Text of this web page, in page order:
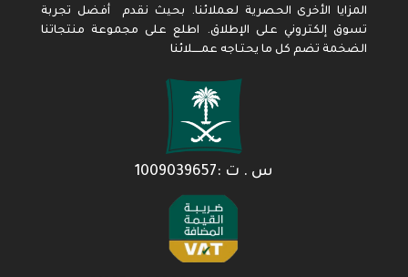
المزايا الأخرى الحصرية لعملائنا. بحيث نقدم أفضل تجربة
تسوق إلكتروني على الإطلاق. اطلع على مجموعة منتجاتنا
الضخمة تضم كل ما يحتـاجه عمـــــلائنا
س . ت :1009039657